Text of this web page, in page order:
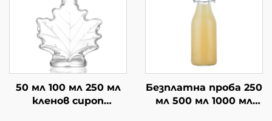
50 мл 100 мл 250 мл
кленов сироп
Безплатна проба 250
мл 500 мл 1000 мл